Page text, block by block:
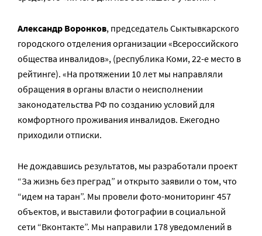
Александр Воронков, председатель Сыктывкарского
городского отделения организации «Всероссийского
общества инвалидов», (республика Коми, 22-е место в
рейтинге). «На протяжении 10 лет мы направляли
обращения в органы власти о неисполнении
законодательства РФ по созданию условий для
комфортного проживания инвалидов. Ежегодно
приходили отписки.
Не дождавшись результатов, мы разработали проект
“За жизнь без преград” и открыто заявили о том, что
“идем на таран”. Мы провели фото-мониторинг 457
объектов, и выставили фотографии в социальной
сети “Вконтакте”. Мы направили 178 уведомлений в